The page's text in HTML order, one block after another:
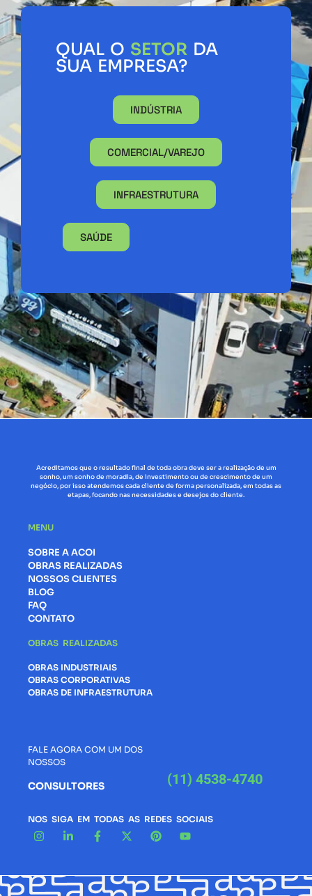
QUAL O SETOR DA
SUA EMPRESA?
INDÚSTRIA
COMERCIAL/VAREJO
INFRAESTRUTURA
SAÚDE
Acreditamos que o resultado final de toda obra deve ser a realização de um
sonho, um sonho de moradia, de investimento ou de crescimento de um
negócio, por isso atendemos cada cliente de forma personalizada, em todas as
etapas, focando nas necessidades e desejos do cliente.
MENU
SOBRE A ACOI
OBRAS REALIZADAS
NOSSOS CLIENTES
BLOG
FAQ
CONTATO
OBRAS REALIZADAS
OBRAS INDUSTRIAIS
OBRAS CORPORATIVAS
OBRAS DE INFRAESTRUTURA
FALE AGORA COM UM DOS
NOSSOS
CONSULTORES (11) 4538-4740
NOS SIGA EM TODAS AS REDES SOCIAIS